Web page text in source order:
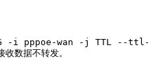
-i pppoe-wan -j TTL --
数据不转发。